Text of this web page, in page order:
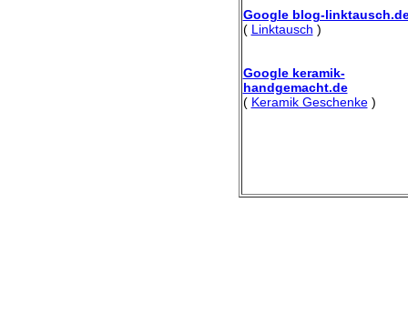
Google blog-
( Linktausch )
Google keramik-
handgemacht.de
( Keramik Geschenke)